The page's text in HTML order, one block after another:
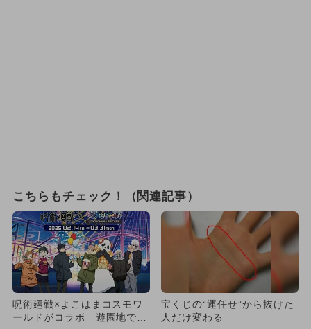
こちらもチェック！（関連記事）
呪術廻戦×よこはまコスモワ
ールドがコラボ 遊園地でス
宝くじの“運任せ”から抜けた
人だけ変わる